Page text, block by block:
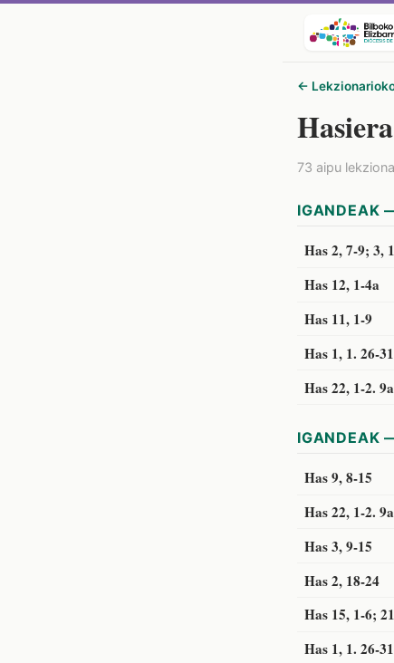
←
Hasiera
73 aipu
IGANDEAK
Has 2, 7-9; 3,
Has 12, 1-4a
Has 11, 1-9
Has 1, 1. 26-
Has 22, 1-2.
IGANDEAK
Has 9, 8-15
Has 22, 1-2.
Has 3, 9-15
Has 2, 18-24
Has 15, 1-6;
Has 1, 1. 26-